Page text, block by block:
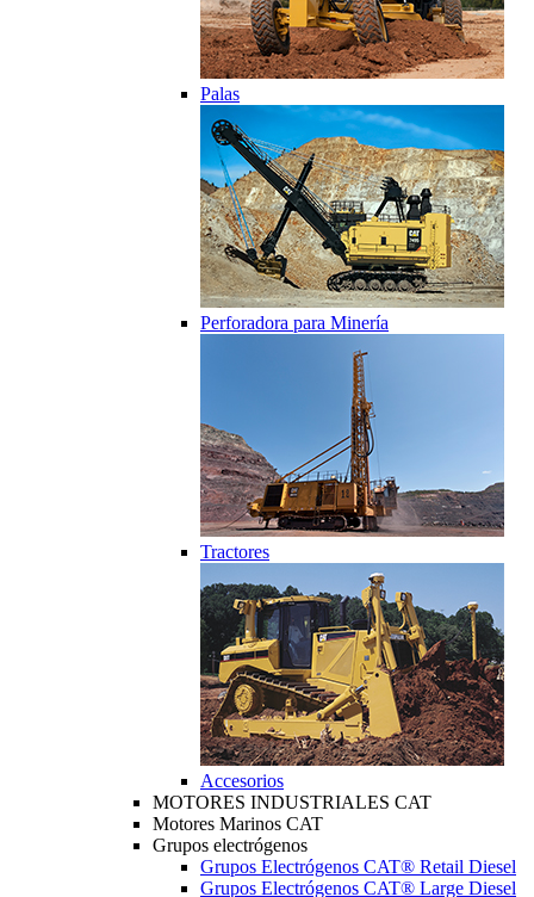
Palas
Perforadora para Minería
Tractores
Accesorios
MOTORES INDUSTRIALES CAT
Motores Marinos CAT
Grupos electrógenos
Grupos Electrógenos CAT® Retail Diesel
Grupos Electrógenos CAT® Large Diesel